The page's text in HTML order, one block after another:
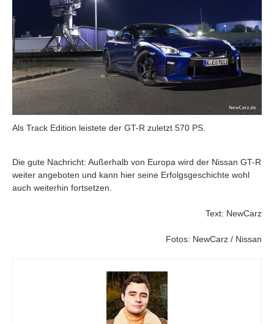
Als Track Edition leistete der GT-R zuletzt 570 PS.
Die gute Nachricht: Außerhalb von Europa wird der Nissan GT-R
weiter angeboten und kann hier seine Erfolgsgeschichte wohl
auch weiterhin fortsetzen.
Text: NewCarz
Fotos: NewCarz / Nissan